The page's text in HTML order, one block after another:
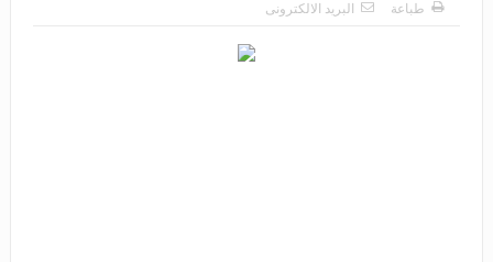
طباعة
البريد الالكترونى